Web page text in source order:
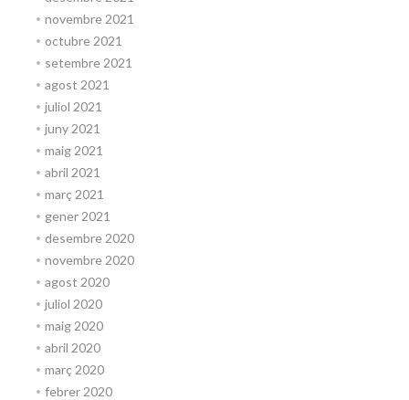
novembre 2021
octubre 2021
setembre 2021
agost 2021
juliol 2021
juny 2021
maig 2021
abril 2021
març 2021
gener 2021
desembre 2020
novembre 2020
agost 2020
juliol 2020
maig 2020
abril 2020
març 2020
febrer 2020